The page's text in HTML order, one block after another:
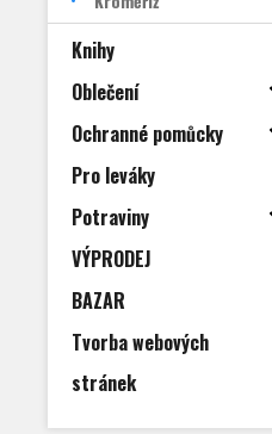
Knihy
Oblečení
Ochranné pomůcky
Pro leváky
Potraviny
VÝPRODEJ
BAZAR
Tvorba webových
stránek